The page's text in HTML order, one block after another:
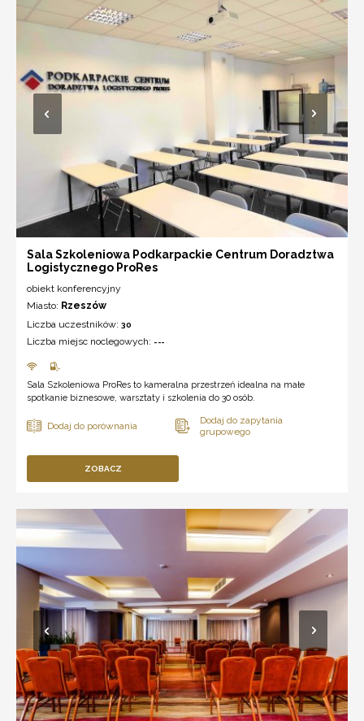
Sala Szkoleniowa Podkarpackie Centrum Doradztwa
Logistycznego ProRes
obiekt konferencyjny
Miasto: Rzeszów
Liczba uczestników: 30
Liczba miejsc noclegowych: ---
Sala Szkoleniowa ProRes to kameralna przestrzeń idealna na małe
spotkanie biznesowe, warsztaty i szkolenia do 30 osób.
ZOBACZ